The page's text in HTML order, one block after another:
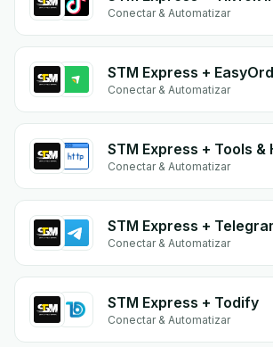
Conectar & Automatizar
STM Express +
Conectar & Automatizar
STM Express + Tools &
Conectar & Automatizar
STM Express +
Conectar & Automatizar
STM Express + Todify
Conectar & Automatizar